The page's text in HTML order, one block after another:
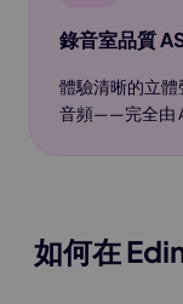
錄音室品質
體驗清晰的立體
音頻——完全由
如何在